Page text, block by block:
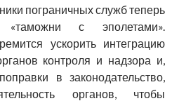
пограничных служб теперь
с эполетами».
ускорить интеграцию
контроля и надзора и,
в законодательство,
органов, чтобы